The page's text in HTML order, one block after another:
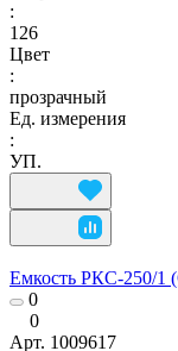
:
126
Цвет
:
прозрачный
Ед. измерения
:
УП.
Емкость РКС-250/1
0
0
Арт. 1009617